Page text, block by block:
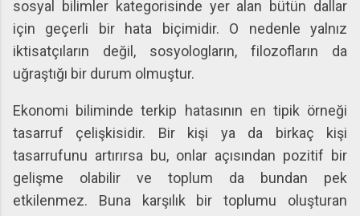
sosyal bilimler kategorisinde yer alan bütün dallar
için geçerli bir hata biçimidir. O nedenle yalnız
iktisatçıların değil, sosyologların, filozofların da
uğraştığı bir durum olmuştur.
Ekonomi biliminde terkip hatasının en tipik örneği
tasarruf çelişkisidir. Bir kişi ya da birkaç kişi
tasarrufunu artırırsa bu, onlar açısından pozitif bir
gelişme olabilir ve toplum da bundan pek
etkilenmez. Buna karşılık bir toplumu oluşturan